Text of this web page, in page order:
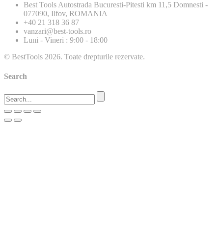
Best ToolsAutostrada Bucuresti-Pitesti km 11,5 Domnesti -
077090, Ilfov, ROMANIA
+40 21 318 36 87
vanzari@best-tools.ro
Luni - Vineri : 9:00 - 18:00
© BestTools 2026. Toate drepturile rezervate.
Search